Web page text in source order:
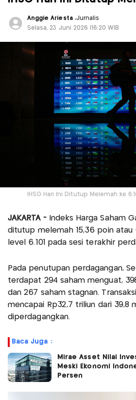
Anggie Ariesta ,Jurnalis
Selasa, 23 Juni 2026 |16:20 WIB
IHSG Hari Ini Ditutup Melemah ke
JAKARTA -Indeks Harga Saham
ditutup melemah 15,36 poin atau
level 6.101 pada sesi terakhir
Pada penutupan perdagangan,
terdapat 294 saham menguat,
dan 267 saham stagnan.
mencapai Rp32,7 triliun dari 39,8
diperdagangkan.
Baca Juga :
Mirae Asset Nilai
Meski Ekonomi
Persen